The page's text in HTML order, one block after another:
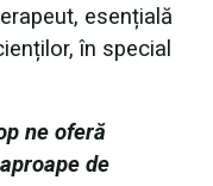
esențială
în special
ne oferă
de